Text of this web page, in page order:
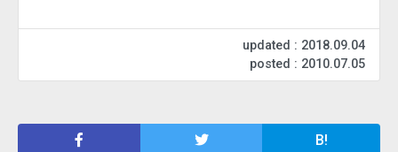
updated : 2018.09.04
posted : 2010.07.05
B!